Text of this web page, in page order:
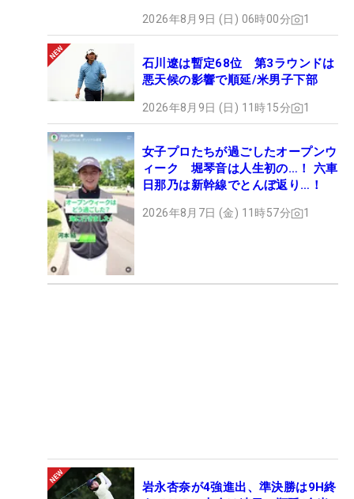
2026年8月9日 (日) 06時00分 1
石川遼は暫定68位 第3ラウンドは
悪天候の影響で順延/米男子下部
2026年8月9日 (日) 11時15分 1
女子プロたちが過ごしたオープンウ
ィーク 堀琴音は人生初の…！ 六車
日那乃は新幹線でとんぼ返り…！
2026年8月7日 (金) 11時57分 1
岩永杏奈が4強進出、準決勝は9H終